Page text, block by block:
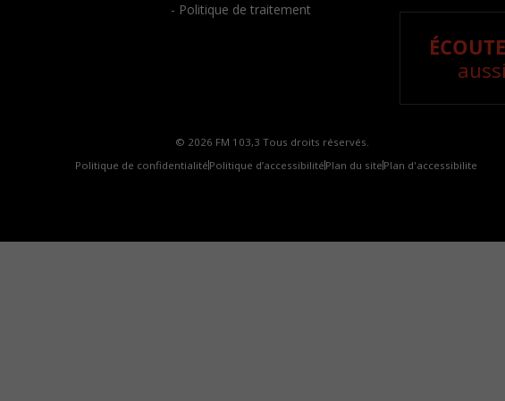
- Politique de traitement
© 2026 FM 103,3 Tous droits réservés.
Politique de confidentialité Politique d’accessibilité Plan du site Plan d'accessibilite